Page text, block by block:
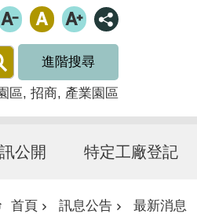
進階搜尋
區 招商 產業園區
公開 特定工廠登記
首頁 訊息公告 最新消息